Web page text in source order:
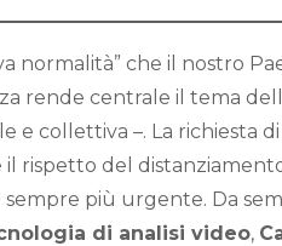
normalità” che il nostro
rende centrale il tema
e collettiva –. La richiesta
il rispetto del
più urgente. Da
di analisi video,